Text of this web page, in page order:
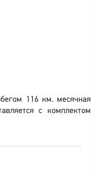
116 км. месячная
с комплектом